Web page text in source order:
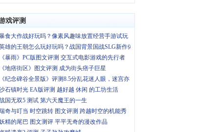
戏评测
食大作战好玩吗？像素风趣味放置经营手游试玩
雄的王朝怎么玩好玩吗？战国背景国战SLG新作体
《暴雨》PC版图文评测 交互式电影游戏的先行者
《地痞街区》图文评测 成为街头痞子巨星
《纪念碑谷全景版》评测8.5分乱花迷人眼，迷宫亦
石镇时光 EA版评测 越好越 休闲 的工坊生活
国无双5 测试 第六天魔王的一生
奇与叮当 时空跳转 图文评测 跨越时空的机能秀
精的尾巴 图文测评 平平无奇的漫改作品